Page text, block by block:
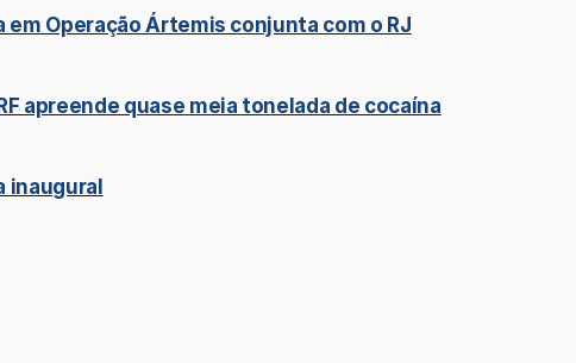
Operação Ártemis conjunta com o RJ
apreende quase meia tonelada de cocaína
inaugural